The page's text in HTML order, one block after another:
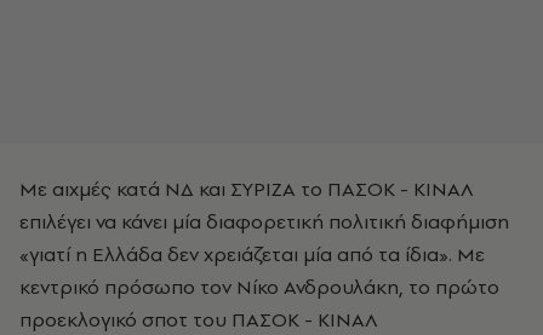
Με αιχμές κατά ΝΔ και ΣΥΡΙΖΑ το ΠΑΣΟΚ - ΚΙΝΑΛ
επιλέγει να κάνει μία διαφορετική πολιτική διαφήμιση
«γιατί η Ελλάδα δεν χρειάζεται μία από τα ίδια». Με
κεντρικό πρόσωπο τον Νίκο Ανδρουλάκη, το πρώτο
προεκλογικό σποτ του ΠΑΣΟΚ - ΚΙΝΑΛ